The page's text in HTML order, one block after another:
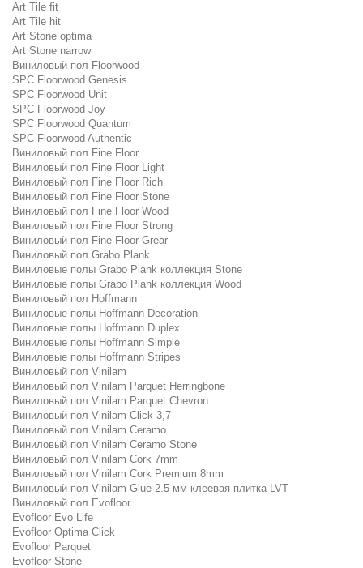
Art Tile fit
Art Tile hit
Art Stone optima
Art Stone narrow
Виниловый пол Floorwood
SPC Floorwood Genesis
SPC Floorwood Unit
SPC Floorwood Joy
SPC Floorwood Quantum
SPC Floorwood Authentic
Виниловый пол Fine Floor
Виниловый пол Fine Floor Light
Виниловый пол Fine Floor Rich
Виниловый пол Fine Floor Stone
Виниловый пол Fine Floor Wood
Виниловый пол Fine Floor Strong
Виниловый пол Fine Floor Grear
Виниловый пол Grabo Plank
Виниловые полы Grabo Plank коллекция Stone
Виниловые полы Grabo Plank коллекция Wood
Виниловый пол Hoffmann
Виниловые полы Hoffmann Decoration
Виниловые полы Hoffmann Duplex
Виниловые полы Hoffmann Simple
Виниловые полы Hoffmann Stripes
Виниловый пол Vinilam
Виниловый пол Vinilam Parquet Herringbone
Виниловый пол Vinilam Parquet Chevron
Виниловый пол Vinilam Click 3,7
Виниловый пол Vinilam Ceramo
Виниловый пол Vinilam Ceramo Stone
Виниловый пол Vinilam Cork 7mm
Виниловый пол Vinilam Cork Premium 8mm
Виниловый пол Vinilam Glue 2.5 мм клеевая плитка LVT
Виниловый пол Evofloor
Evofloor Evo Life
Evofloor Optima Click
Evofloor Parquet
Evofloor Stone